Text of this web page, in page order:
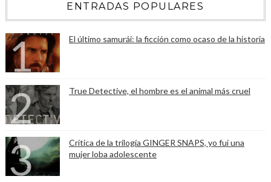
ENTRADAS POPULARES
El último samurái: la ficción como ocaso de la historia
True Detective, el hombre es el animal más cruel
Crítica de la trilogía GINGER SNAPS, yo fui una
mujer loba adolescente